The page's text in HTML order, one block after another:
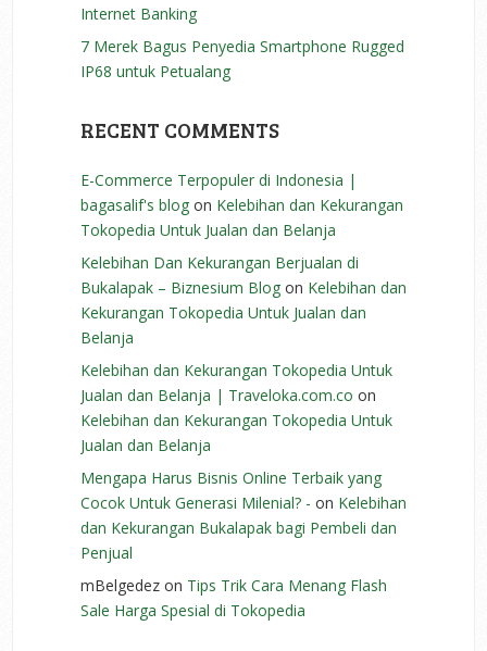
Internet Banking
7 Merek Bagus Penyedia Smartphone Rugged
IP68 untuk Petualang
RECENT COMMENTS
E-Commerce Terpopuler di Indonesia |
bagasalif's blog on Kelebihan dan Kekurangan
Tokopedia Untuk Jualan dan Belanja
Kelebihan Dan Kekurangan Berjualan di
Bukalapak – Biznesium Blog on Kelebihan dan
Kekurangan Tokopedia Untuk Jualan dan
Belanja
Kelebihan dan Kekurangan Tokopedia Untuk
Jualan dan Belanja | Traveloka.com.co on
Kelebihan dan Kekurangan Tokopedia Untuk
Jualan dan Belanja
Mengapa Harus Bisnis Online Terbaik yang
Cocok Untuk Generasi Milenial? - on Kelebihan
dan Kekurangan Bukalapak bagi Pembeli dan
Penjual
mBelgedez on Tips Trik Cara Menang Flash
Sale Harga Spesial di Tokopedia